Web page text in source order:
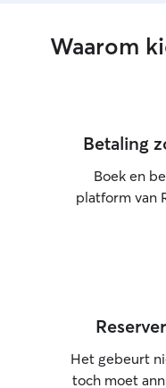
Waarom
Betaling
Boek en
platform van
Het gebeurt
toch moet